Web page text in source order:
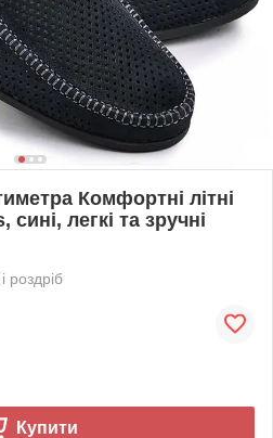
Комфортні літні
легкі та зручні
роздріб
Купити